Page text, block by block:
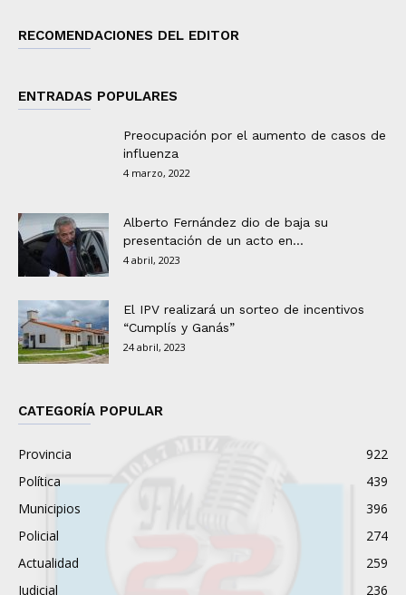
RECOMENDACIONES DEL EDITOR
ENTRADAS POPULARES
Preocupación por el aumento de casos de
influenza
4 marzo, 2022
Alberto Fernández dio de baja su
presentación de un acto en...
4 abril, 2023
El IPV realizará un sorteo de incentivos
“Cumplís y Ganás”
24 abril, 2023
CATEGORÍA POPULAR
Provincia
922
Política
439
Municipios
396
Policial
274
Actualidad
259
Judicial
236